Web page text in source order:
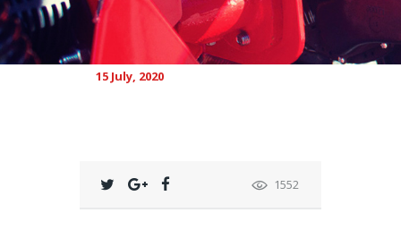
COMPANY
CONTACT
15 July, 2020
1552